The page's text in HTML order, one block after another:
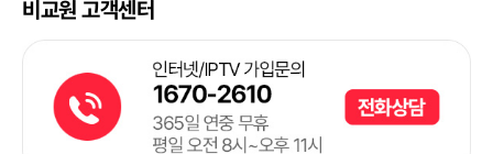
비교원 고객센터